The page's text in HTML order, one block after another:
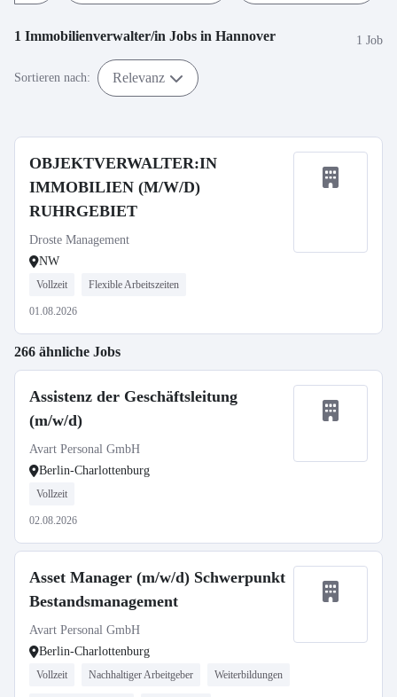
1 Immobilienverwalter/in Jobs in Hannover 1 Job
Sortieren nach: Relevanz
OBJEKTVERWALTER:IN
IMMOBILIEN (M/W/D)
RUHRGEBIET
Droste Management
NW
Vollzeit Flexible Arbeitszeiten
01.08.2026
266 ähnliche Jobs
Assistenz der Geschäftsleitung
(m/w/d)
Avart Personal GmbH
Berlin-Charlottenburg
Vollzeit
02.08.2026
Asset Manager (m/w/d) Schwerpunkt
Bestandsmanagement
Avart Personal GmbH
Berlin-Charlottenburg
Vollzeit Nachhaltiger Arbeitgeber Weiterbildungen